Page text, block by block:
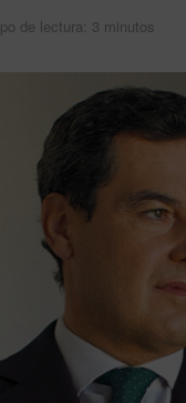
de lectura: 3 minutos